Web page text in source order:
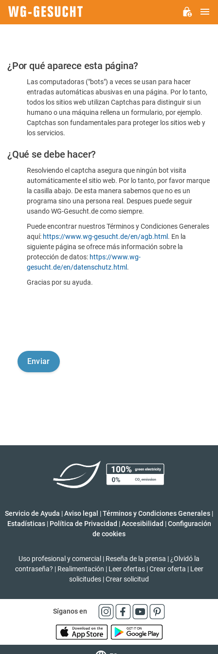
Por
favor,
confirme
humano
¿Por qué aparece esta página?
Las computadoras ("bots") a veces se usan para hacer
entradas automáticas abusivas en una página. Por lo tanto,
todos los sitios web utilizan Captchas para distinguir si un
humano o una máquina rellena un formulario, por ejemplo.
Captchas son fundamentales para proteger los sitios web y
los servicios.
¿Qué se debe hacer?
Resolviendo el captcha asegura que ningún bot visita
automáticamente el sitio web. Por lo tanto, por favor marque
la casilla abajo. De esta manera sabemos que no es un
programa sino una persona real. Despues puede seguir
usando WG-Gesucht.de como siempre.
Puede encontrar nuestros Términos y Condiciones Generales
aquí: https://www.wg-gesucht.de/en/agb.html . En la
siguiente página se ofrece más información sobre la
protección de datos: https://www.wg-
gesucht.de/en/datenschutz.html .
Gracias por su ayuda.
Servicio de Ayuda |Aviso legal |Términos y Condiciones Generales |
Estadísticas | Política de Privacidad | Accesibilidad | Configuración
de cookies
Uso profesional y comercial | Reseña de la prensa | ¿Olvidó la
contraseña? | Realimentación | Leer ofertas | Crear oferta | Leer
solicitudes |Crear solicitud
Síganos en